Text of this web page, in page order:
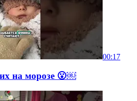
00:17
на морозе 😮￼